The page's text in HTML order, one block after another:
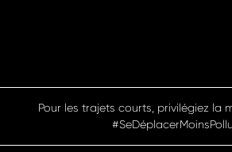
Pour les trajets courts, privilégiez la